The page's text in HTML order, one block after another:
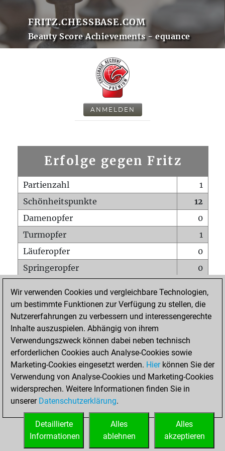
FRITZ.CHESSBASE.COM
Beauty Score Achievements - equance
ANMELDEN
Erfolge gegen Fritz
Partienzahl
1
Schönheitspunkte
12
Damenopfer
0
Turmopfer
1
Läuferopfer
0
Springeropfer
0
Matt auf vollem Brett
0
Bauer setzt Matt
0
Erstickte Matts
Unterverwandlungen
Türme auf der siebten
0
STARTSEITE
Wir verwenden Cookies und vergleichbare Technologien,
um bestimmte Funktionen zur Verfügung zu stellen, die
Nutzererfahrungen zu verbessern und interessengerechte
Inhalte auszuspielen. Abhängig von ihrem
Verwendungszweck können dabei neben technisch
erforderlichen Cookies auch Analyse-Cookies sowie
Marketing-Cookies eingesetzt werden. Hierkönnen Sie der
Verwendung von Analyse-Cookies und Marketing-Cookies
widersprechen. Weitere Informationen finden Sie in
unserer Datenschutzerklärung.
Alles
akzeptieren
Alles
ablehnen
Detaillierte
Informationen